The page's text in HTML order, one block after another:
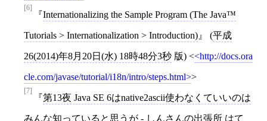
[6]
Internationalizing the Sample Program (The Java™
Tutorials > Internationalization > Introduction) (平成
26(2014)年8月20日(水) 18時48分3秒 版) < http://docs.ora
cle.com/javase/tutorial/i18n/intro/steps.html >
[7]
第13夜 Java SE 6はnative2ascii使わなくていいのは
みんな知っていると思うが - しんさんの出張所 はて